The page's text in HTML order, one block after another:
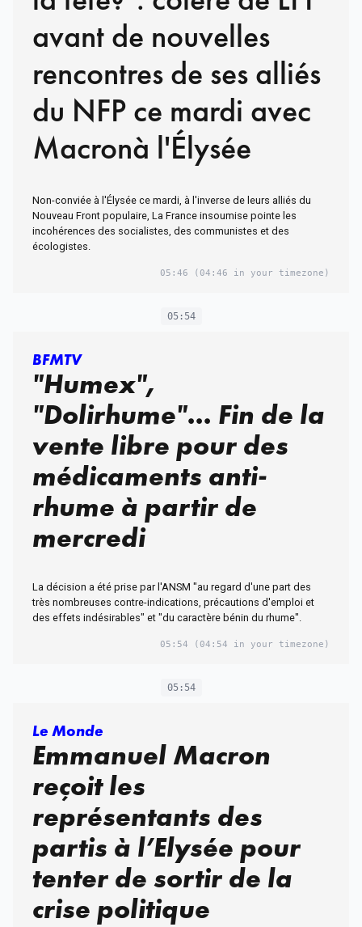
avant de nouvelles
rencontres de ses alliés
du NFP ce mardi avec
Macronà l'Élysée
Non-conviée à l'Élysée ce mardi, à l'inverse de leurs alliés du
Nouveau Front populaire, La France insoumise pointe les
incohérences des socialistes, des communistes et des
écologistes.
05:46 (04:46 in your timezone)
05:54
BFMTV
"Humex",
"Dolirhume"... Fin de la
vente libre pour des
médicaments anti-
rhume à partir de
mercredi
La décision a été prise par l'ANSM "au regard d'une part des
très nombreuses contre-indications, précautions d'emploi et
des effets indésirables" et "du caractère bénin du rhume".
05:54 (04:54 in your timezone)
05:54
Le Monde
Emmanuel Macron
reçoit les
représentants des
partis à l’Elysée pour
tenter de sortir de la
crise politique